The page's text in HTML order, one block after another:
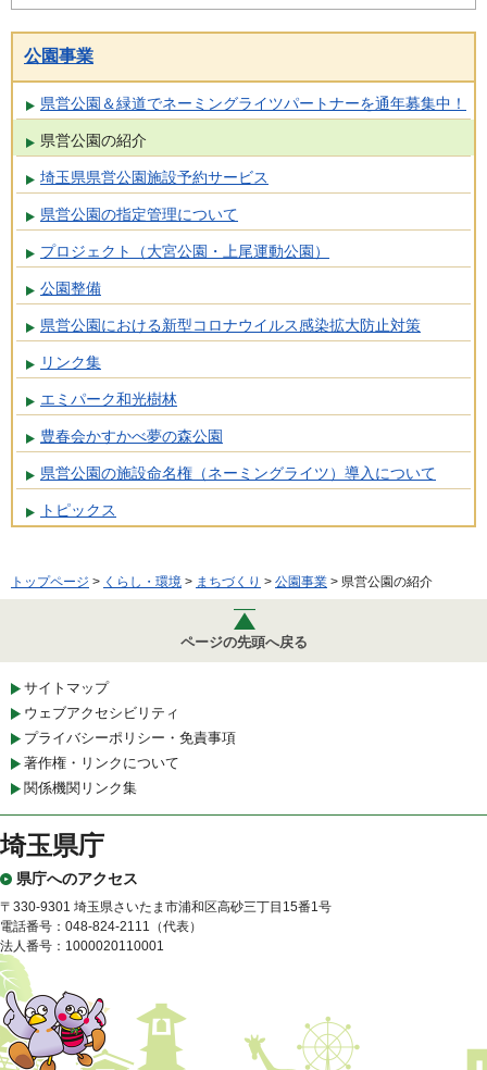
公園事業
県営公園＆緑道でネーミングライツパートナーを通年募集中！
県営公園の紹介
埼玉県県営公園施設予約サービス
県営公園の指定管理について
プロジェクト（大宮公園・上尾運動公園）
公園整備
県営公園における新型コロナウイルス感染拡大防止対策
リンク集
エミパーク和光樹林
豊春会かすかべ夢の森公園
県営公園の施設命名権（ネーミングライツ）導入について
トピックス
トップページ > くらし・環境 > まちづくり > 公園事業 > 県営公園の紹介
ページの先頭へ戻る
サイトマップ
ウェブアクセシビリティ
プライバシーポリシー・免責事項
著作権・リンクについて
関係機関リンク集
埼玉県庁
県庁へのアクセス
〒330-9301 埼玉県さいたま市浦和区高砂三丁目15番1号
電話番号：048-824-2111（代表）
法人番号：1000020110001